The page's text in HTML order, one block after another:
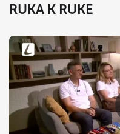
RUKA K RUKE